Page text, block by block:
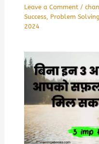
Leave a Comment /
Success, Problem Solving
2024